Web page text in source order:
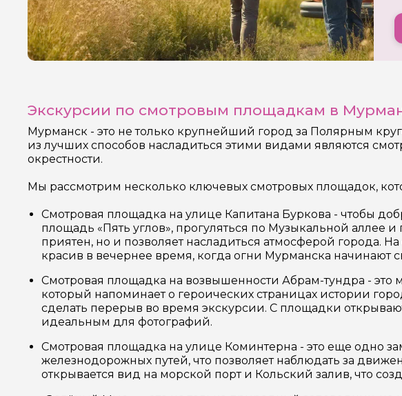
Экскурсии по смотровым площадкам в
Мурманск - это не только крупнейший город за Полярным
из лучших способов насладиться этими видами являются
окрестности.
Мы рассмотрим несколько ключевых смотровых площадок,
Смотровая площадка на улице Капитана Буркова - чтобы
площадь «Пять углов», прогуляться по Музыкальной аллее
приятен, но и позволяет насладиться атмосферой города.
красив в вечернее время, когда огни Мурманска начинают
Смотровая площадка на возвышенности Абрам-тундра -
который напоминает о героических страницах истории
сделать перерыв во время экскурсии. С площадки
идеальным для фотографий.
Смотровая площадка на улице Коминтерна - это еще одно
железнодорожных путей, что позволяет наблюдать за
открывается вид на морской порт и Кольский залив, что